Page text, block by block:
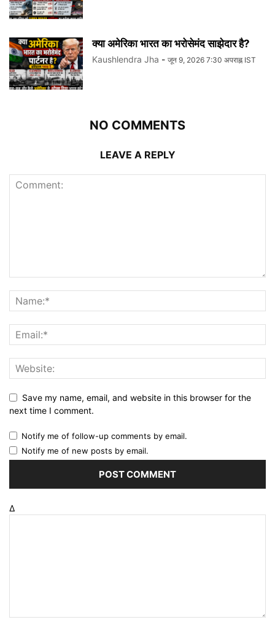
क्या अमेरिका भारत का भरोसेमंद साझेदार है?
Kaushlendra Jha - जून 9, 2026 7:30 अपराह्न IST
NO COMMENTS
LEAVE A REPLY
Save my name, email, and website in this browser for the
next time I comment.
Notify me of follow-up comments by email.
Notify me of new posts by email.
Δ